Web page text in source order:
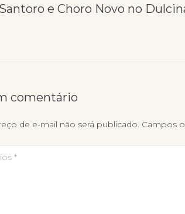
e Choro Novo no
comentário
de e-mail não será publicado. Campos